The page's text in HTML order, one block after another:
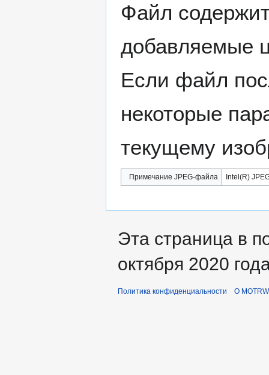
Файл
добавляемые
Если файл
некоторые
текущему
Примечание JPEG-файла Intel(R)
Эта страница в
октября 2020
Политика конфиденциальности О